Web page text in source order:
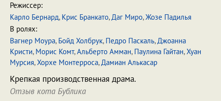
Режиссер:
Карло Бернард, Крис Бранкато,Даг Миро,Жозе Падилья
В ролях:
Вагнер Моура, Бойд Холбрук, Педро Паскаль,Джоанна
Кристи, Морис Комт,Альберто Амман, Паулина Гайтан,Хуан
Мурсия,Хорхе Монтерроса,Дамиан Алькасар
Крепкая производственная драма.
Отзыв кота Бублика